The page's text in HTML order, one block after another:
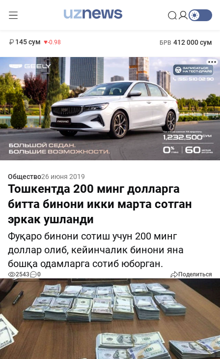
145 сум -0.98 БРВ 412 000 сум
Общество26 июня 2019
Тошкентда 200 минг долларга
битта бинони икки марта сотган
эркак ушланди
Фуқаро бинони сотиш учун 200 минг
доллар олиб, кейинчалик бинони яна
бошқа одамларга сотиб юборган.
2543 0 Поделиться